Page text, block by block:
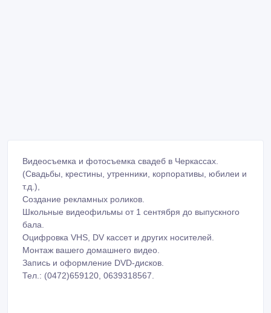
Видеосъемка и фотосъемка свадеб в Черкассах.
(Свадьбы, крестины, утренники, корпоративы, юбилеи и
т.д.),
Создание рекламных роликов.
Школьные видеофильмы от 1 сентября до выпускного
бала.
Оцифровка VHS, DV кассет и других носителей.
Монтаж вашего домашнего видео.
Запись и оформление DVD-дисков.
Тел.: (0472)659120, 0639318567.